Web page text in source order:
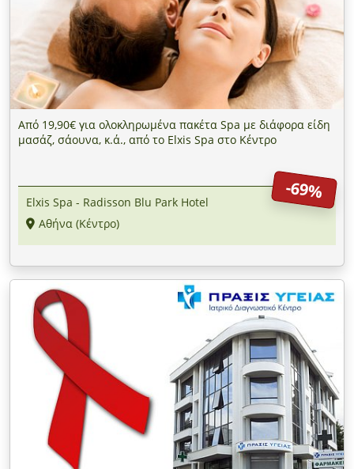
Από 19,90€ για ολοκληρωμένα πακέτα Spa με διάφορα είδη
μασάζ, σάουνα, κ.ά., από το Elxis Spa στο Κέντρο
-69%
Elxis Spa - Radisson Blu Park Hotel
Αθήνα (Κέντρο)